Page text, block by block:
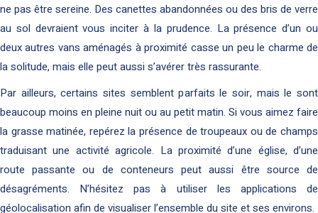
ne pas être sereine. Des canettes abandonnées ou des bris de verre
au sol devraient vous inciter à la prudence. La présence d’un ou
deux autres vans aménagés à proximité casse un peu le charme de
la solitude, mais elle peut aussi s’avérer très rassurante.
Par ailleurs, certains sites semblent parfaits le soir, mais le sont
beaucoup moins en pleine nuit ou au petit matin. Si vous aimez faire
la grasse matinée, repérez la présence de troupeaux ou de champs
traduisant une activité agricole. La proximité d’une église, d’une
route passante ou de conteneurs peut aussi être source de
désagréments. N’hésitez pas à utiliser les applications de
géolocalisation afin de visualiser l’ensemble du site et ses environs.